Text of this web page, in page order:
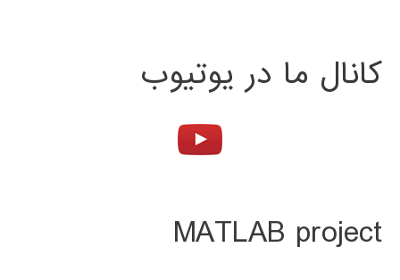
کانال ما در یوتیوب
MATLAB project